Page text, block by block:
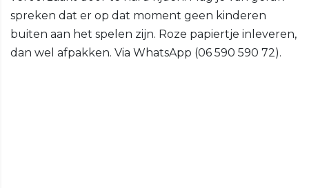
spreken dat er op dat moment geen kinderen
buiten aan het spelen zijn. Roze papiertje inleveren,
dan wel afpakken. Via WhatsApp (06 590 590 72).